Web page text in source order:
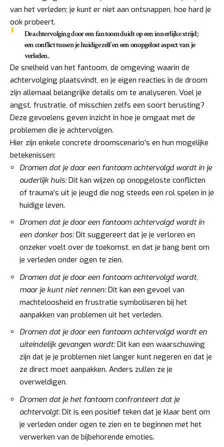
van het verleden; je kunt er niet aan ontsnappen, hoe hard je
ook probeert.
De achtervolging door een fantoom duidt op een innerlijke strijd;
een conflict tussen je huidige zelf en een onopgelost aspect van je
verleden.
De snelheid van het fantoom, de omgeving waarin de
achtervolging plaatsvindt, en je eigen reacties in de droom
zijn allemaal belangrijke details om te analyseren. Voel je
angst, frustratie, of misschien zelfs een soort berusting?
Deze gevoelens geven inzicht in hoe je omgaat met de
problemen die je achtervolgen.
Hier zijn enkele concrete droomscenario’s en hun mogelijke
betekenissen:
Dromen dat je door een fantoom achtervolgd wordt in je
ouderlijk huis:Dit kan wijzen op onopgeloste conflicten
of trauma’s uit je jeugd die nog steeds een rol spelen in je
huidige leven.
Dromen dat je door een fantoom achtervolgd wordt in
een donker bos:Dit suggereert dat je je verloren en
onzeker voelt over de toekomst, en dat je bang bent om
je verleden onder ogen te zien.
Dromen dat je door een fantoom achtervolgd wordt,
maar je kunt niet rennen:Dit kan een gevoel van
machteloosheid en frustratie symboliseren bij het
aanpakken van problemen uit het verleden.
Dromen dat je door een fantoom achtervolgd wordt en
uiteindelijk gevangen wordt:Dit kan een waarschuwing
zijn dat je je problemen niet langer kunt negeren en dat je
ze direct moet aanpakken. Anders zullen ze je
overweldigen.
Dromen dat je het fantoom confronteert dat je
achtervolgt:Dit is een positief teken dat je klaar bent om
je verleden onder ogen te zien en te beginnen met het
verwerken van de bijbehorende emoties.